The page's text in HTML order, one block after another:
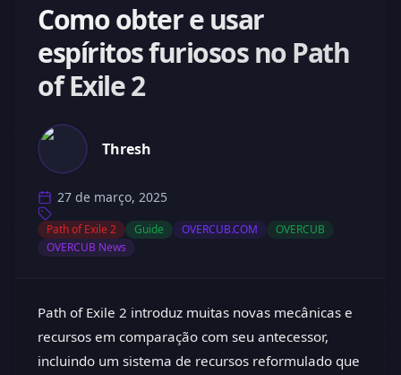
Como obter e usar
espíritos furiosos no Path
of Exile 2
Thresh
27 de março, 2025
Path of Exile 2 Guide OVERCUB.COM
OVERCUB
OVERCUB News
Path of Exile 2 introduz muitas novas mecânicas e
recursos em comparação com seu antecessor,
incluindo um sistema de recursos reformulado que